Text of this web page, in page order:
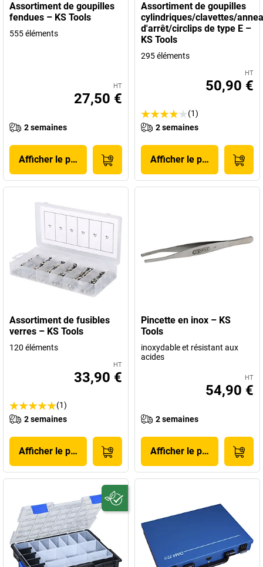
Assortiment de goupilles
fendues – KS Tools
555 éléments
HT
27,50 €
2 semaines
Afficher le produit
Assortiment de goupilles
cylindriques/clavettes/
d'arrêt/circlips de type E –
KS Tools
295 éléments
HT
50,90 €
(1)
2 semaines
Afficher le produit
Assortiment de fusibles
verres – KS Tools
120 éléments
HT
33,90 €
(1)
2 semaines
Afficher le produit
Pincette en inox – KS
Tools
inoxydable et résistant aux
acides
HT
54,90 €
2 semaines
Afficher le produit